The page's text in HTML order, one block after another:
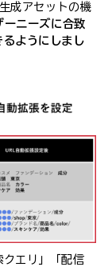
成アセットの機
ーニーズに合致
るようにしまし
エリ」「配信